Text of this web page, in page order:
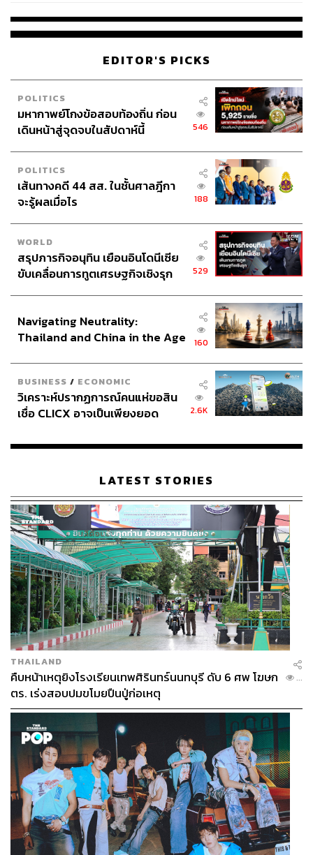
จึงได้ถอนฟ้องให้ และศาลฯ ก็อนุญาต
ต่อมา ในชั้นไต่สวนมูลฟ้อง ศาลฯ ได้พิจารณายกฟ้องจำเลย 7
พล.ต.อ. วัชรพล (จำเลยที่ 3), สุภา (จำเลยที่ 7), วิทยา (จำเลยที่
8) และณัฐจักร (จำเลยที่ 11) โดยศาลได้กำหนดวันพิจารณา
คดีเป็นวันที่ 7 และ 8 เมษายน 2569
ก่อนถึงวันพิจารณาคดี จำเลยที่ 8 กับ 11 ได้รีบมาขอความ
เมตตาตนให้ถอนฟ้อง ซึ่งตนตั้งข้อสังเกตในใจว่า “หากพวก
เขาไม่ผิดแล้วจะมาขอทำไม”
วีระยอมยื่นเรื่องให้ศาลฯ ใช้ดุลพินิจพิจารณาถอนฟ้องให้ โดย
มีเงื่อนไขว่าทั้ง 2 คนต้องทำหนังสือยอมรับผิด และต้องให้
ข้อมูลที่เป็นประโยชน์อย่างมากต่อคดี (วีระยังเปิดเผยราย
ละเอียดไม่ได้ เพราะคดีหลักยังไม่ถึงที่สุด) ซึ่งศาลฯ อนุญาต
ให้ถอนฟ้องทั้ง 2 คนได้
ก่อนวันพิจารณาคดี ‘วัชรพล-สุภา’ ขอเจรจาวีระ ปม
ปกปิดข้อมูลนาฬิกาหรู
ก่อนวันพิจารณาคดี (7 เมษายน 2569) มีคนของ พล.ต.อ.
วัชรพล และสุภา ติดต่อมาเพื่อขอพบและเจรจา
โดยเวลา 9.00 น. ของวันเดียวกันนั้น อัยการแผ่นดิน ที่รับ
หน้าที่เป็นทนายความให้จำเลย ได้ไปขอร้องศาลอย่าเพิ่งเริ่ม
EDITOR'S PICKS
POLITICS
มหากาพย์โกงข้อสอบท้องถิ่น ก่อน
เดินหน้าสู่จุดจบในสัปดาห์นี้
546
POLITICS
เส้นทางคดี 44 สส. ในชั้นศาลฎีกา
จะรู้ผลเมื่อไร
188
WORLD
สรุปภารกิจอนุทิน เยือนอินโดนีเซีย
ขับเคลื่อนการทูตเศรษฐกิจเชิงรุก
529
Navigating Neutrality:
Thailand and China in the Age
160
BUSINESS / ECONOMIC
วิเคราะห์ปรากฏการณ์คนแห่ขอสิน
เชื่อ CLICX อาจเป็นเพียงยอด
เรือนไทยที่ถูกซุกไว้
2.6K
LATEST STORIES
THAILAND
คืบหน้าเหตุยิงโรงเรียนเทพศิรินทร์นนทบุรี ดับ 6 ศพ โฆษก
ตร. เร่งสอบปมขโมยปืนปู่ก่อเหตุ
...